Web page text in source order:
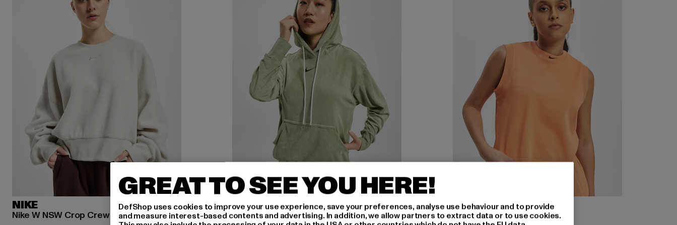
NIKE
Nike W NSW Crop Crew Sweater
NIKE
Nike NSW Hoodie
NIKE
Wash
GREAT TO SEE YOU HERE!
DefShop uses cookies to improve your use experience, save your preferences, analyse use behaviour and to provide
and measure interest-based contents and advertising. In addition, we allow partners to extract data or to use cookies.